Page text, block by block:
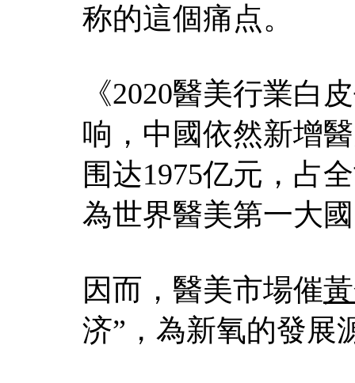
称的這個痛点。
《2020醫美行業白
响，中國依然新增
围达1975亿元，占
為世界醫美第一大
因而，醫美市場催
济”，為新氧的發展